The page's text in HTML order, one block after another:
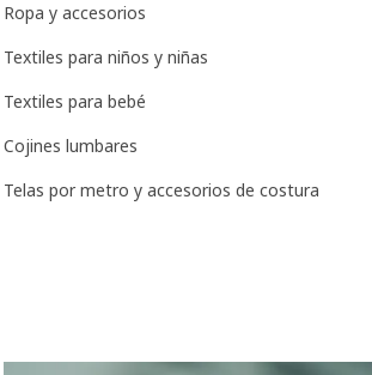
Ropa y accesorios
Textiles para niños y niñas
Textiles para bebé
Cojines lumbares
Telas por metro y accesorios de costura